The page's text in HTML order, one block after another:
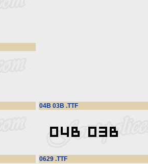
04B 03B .TTF
0629 .TTF